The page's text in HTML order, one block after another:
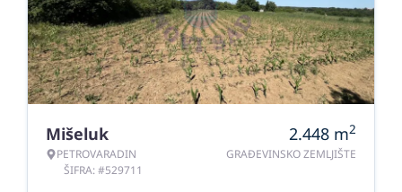
Mišeluk
PETROVARADIN
ŠIFRA: #529711
2.448 m2
GRAĐEVINSKO ZEMLJIŠTE